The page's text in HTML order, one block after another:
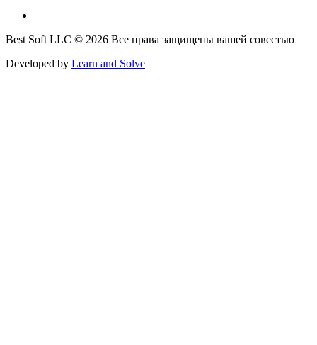
Best Soft LLC © 2026 Все права защищены вашей совестью
Developed by Learn and Solve